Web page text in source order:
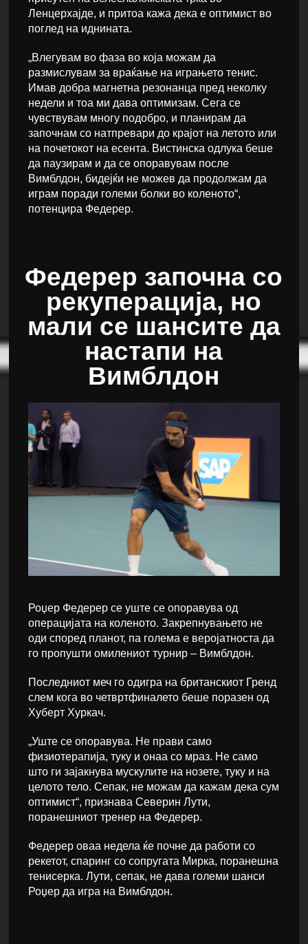
Ленцерхајде, и притоа кажа дека е оптимист во
поглед на иднината.
„Влегувам во фаза во која можам да
размислувам за враќање на играњето тенис.
Имав добра магнетна резонанца пред неколку
недели и тоа ми дава оптимизам. Сега се
чувствувам многу подобро, и планирам да
започнам со натпревари до крајот на летото или
на почетокот на есента. Вистинска одлука беше
да паузирам и да се опоравувам после
Вимблдон, бидејќи не можев да продолжам да
играм поради големи болки во коленото“,
потенцира Федерер.
Федерер започна со
рекуперација, но
мали се шансите да
настапи на
Вимблдон
Роџер Федерер се уште се опоравува од
операцијата на коленото. Закрепнувањето не
оди според планот, па голема е веројатноста да
го пропушти омилениот турнир – Вимблдон.
Последниот меч го одигра на британскиот Гренд
слем кога во четвртфиналето беше поразен од
Хуберт Хуркач.
„Уште се опоравува. Не прави само
физиотерапија, туку и онаа со мраз. Не само
што ги зајакнува мускулите на нозете, туку и на
целото тело. Сепак, не можам да кажам дека сум
оптимист“, признава Северин Лути,
поранешниот тренер на Федерер.
Федерер оваа недела ќе почне да работи со
рекетот, спаринг со сопругата Мирка, поранешна
тенисерка. Лути, сепак, не дава големи шанси
Роџер да игра на Вимблдон.